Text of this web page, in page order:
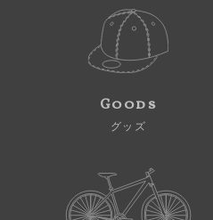
Goods
グッズ